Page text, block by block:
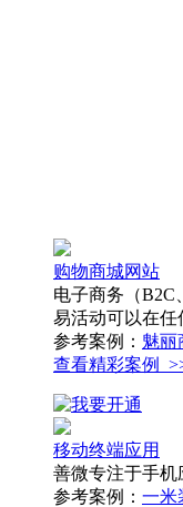
购物商城网站
电子商务（B2C
易活动可以在任
参考案例： 魅丽
查看精彩案例
移动终端应用
善微专注于手机
参考案例： 一米